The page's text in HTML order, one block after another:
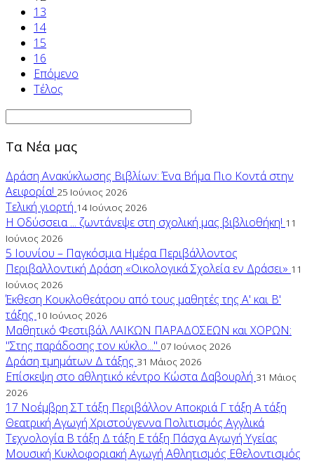
13
14
15
16
Επόμενο
Τέλος
Τα Νέα μας
Δράση Ανακύκλωσης Βιβλίων: Ένα Βήμα Πιο Κοντά στην
Αειφορία! 25 Ιούνιος 2026
Τελική γιορτή 14 Ιούνιος 2026
Η Οδύσσεια ... ζωντάνεψε στη σχολική μας βιβλιοθήκη! 11
Ιούνιος 2026
5 Ιουνίου – Παγκόσμια Ημέρα Περιβάλλοντος
Περιβαλλοντική Δράση «Οικολογικά Σχολεία εν Δράσει» 11
Ιούνιος 2026
Έκθεση Κουκλοθεάτρου από τους μαθητές της Α' και Β'
τάξης 10 Ιούνιος 2026
Μαθητικό Φεστιβάλ ΛΑΙΚΩΝ ΠΑΡΑΔΟΣΕΩΝ και ΧΟΡΩΝ:
"Στης παράδοσης τον κύκλο..." 07 Ιούνιος 2026
Δράση τμημάτων Δ τάξης 31 Μάιος 2026
Επίσκεψη στο αθλητικό κέντρο Κώστα Δαβουρλή 31 Μάιος
2026
17 Νοέμβρη ΣΤ τάξη Περιβάλλον Αποκριά Γ τάξη Α τάξη
Θεατρική Αγωγή Χριστούγεννα Πολιτισμός Αγγλικά
Τεχνολογία Β τάξη Δ τάξη Ε τάξη ΠάσχαΑγωγή Υγείας
Μουσική Κυκλοφοριακή Αγωγή Αθλητισμός Εθελοντισμός